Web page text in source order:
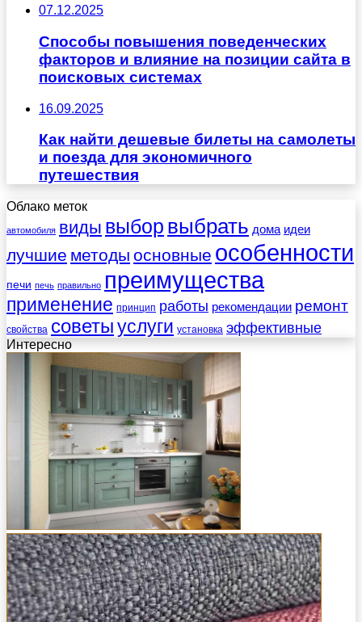
07.12.2025
Способы повышения поведенческих
факторов и влияние на позиции сайта в
поисковых системах
16.09.2025
Как найти дешевые билеты на самолеты
и поезда для экономичного
путешествия
Облако меток
автомобиля виды выбор выбрать дома идеи
лучшие методы основные особенности
печи печь правильно преимущества
применение принцип работы рекомендации ремонт
свойства советыуслуги установка эффективные
Интересно